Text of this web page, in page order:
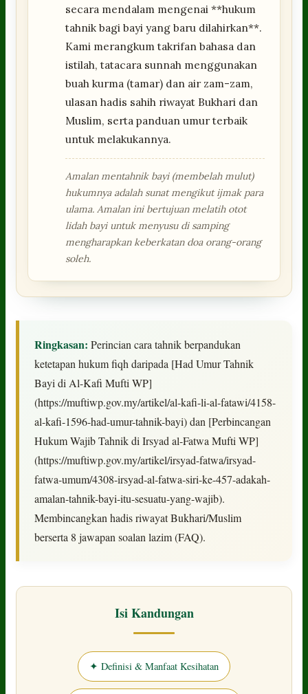
secara mendalam mengenai **hukum
tahnik bagi bayi yang baru dilahirkan**.
Kami merangkum takrifan bahasa dan
istilah, tatacara sunnah menggunakan
buah kurma (tamar) dan air zam-zam,
ulasan hadis sahih riwayat Bukhari dan
Muslim, serta panduan umur terbaik
untuk melakukannya.
Amalan mentahnik bayi (membelah mulut)
hukumnya adalah sunat mengikut ijmak para
ulama. Amalan ini bertujuan melatih otot
lidah bayi untuk menyusu di samping
mengharapkan keberkatan doa orang-orang
soleh.
Ringkasan: Perincian cara tahnik berpandukan
ketetapan hukum fiqh daripada [Had Umur Tahnik
Bayi di Al-Kafi Mufti WP]
(https://muftiwp.gov.my/artikel/al-kafi-li-al-fatawi/4158-
al-kafi-1596-had-umur-tahnik-bayi) dan [Perbincangan
Hukum Wajib Tahnik di Irsyad al-Fatwa Mufti WP]
(https://muftiwp.gov.my/artikel/irsyad-fatwa/irsyad-
fatwa-umum/4308-irsyad-al-fatwa-siri-ke-457-adakah-
amalan-tahnik-bayi-itu-sesuatu-yang-wajib).
Membincangkan hadis riwayat Bukhari/Muslim
berserta 8 jawapan soalan lazim (FAQ).
Isi Kandungan
✦ Definisi & Manfaat Kesihatan